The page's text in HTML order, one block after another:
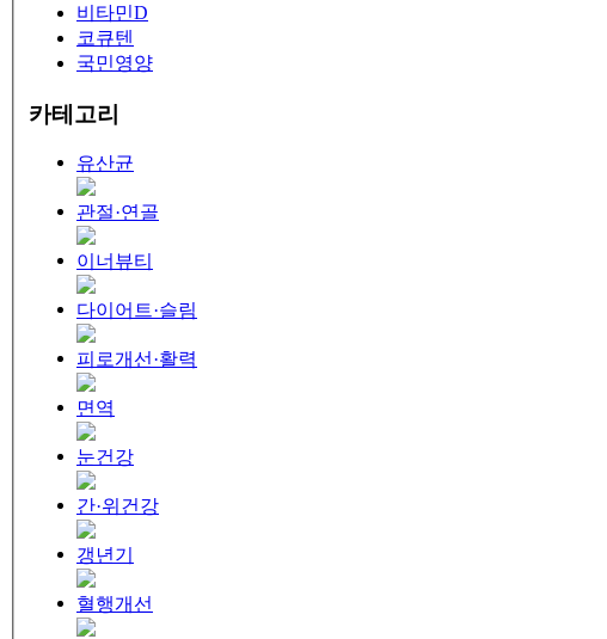
비타민D
코큐텐
국민영양
카테고리
유산균
관절·연골
이너뷰티
다이어트·슬림
피로개선·활력
면역
눈건강
간·위건강
갱년기
혈행개선